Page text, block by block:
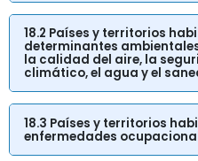
18.2 Países y territorios
determinantes
la calidad del aire, la
climático, el agua y el
18.3 Países y territorios
enfermedades